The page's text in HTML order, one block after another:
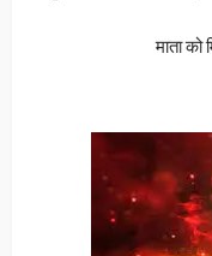
माता